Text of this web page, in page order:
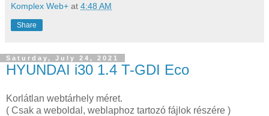
Komplex Web+ at 4:48 AM
Share
Saturday, July 24, 2021
HYUNDAI i30 1.4 T-GDI Eco
Korlátlan webtárhely méret.
( Csak a weboldal, weblaphoz tartozó fájlok részére )